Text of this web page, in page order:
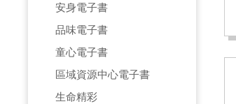
安身電子書
品味電子書
童心電子書
區域資源中心電子書
生命精彩